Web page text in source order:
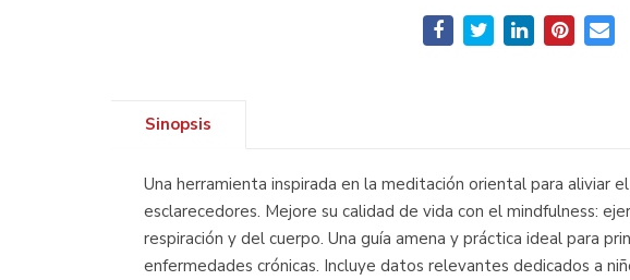
Sinopsis
Una herramienta inspirada en la meditación oriental para aliviar
esclarecedores. Mejore su calidad de vida con el mindfulness:
respiración y del cuerpo. Una guía amena y práctica ideal para
enfermedades crónicas. Incluye datos relevantes dedicados a